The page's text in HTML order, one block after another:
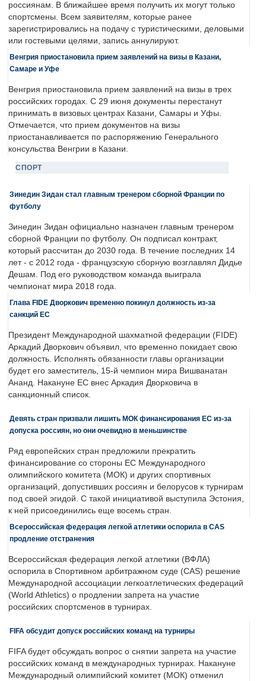
россиянам. В ближайшее время получить их могут только
спортсмены. Всем заявителям, которые ранее
зарегистрировались на подачу с туристическими, деловыми
или гостевыми целями, запись аннулируют.
Венгрия приостановила прием заявлений на визы в Казани,
Самаре и Уфе
Венгрия приостановила прием заявлений на визы в трех
российских городах. С 29 июня документы перестанут
принимать в визовых центрах Казани, Самары и Уфы.
Отмечается, что прием документов на визы
приостанавливается по распоряжению Генерального
консульства Венгрии в Казани.
СПОРТ
Зинедин Зидан стал главным тренером сборной Франции по
футболу
Зинедин Зидан официально назначен главным тренером
сборной Франции по футболу. Он подписал контракт,
который рассчитан до 2030 года. В течение последних 14
лет - с 2012 года - французскую сборную возглавлял Дидье
Дешам. Под его руководством команда выиграла
чемпионат мира 2018 года.
Глава FIDE Дворкович временно покинул должность из-за
санкций ЕС
Президент Международной шахматной федерации (FIDE)
Аркадий Дворкович объявил, что временно покидает свою
должность. Исполнять обязанности главы организации
будет его заместитель, 15-й чемпион мира Вишванатан
Ананд. Накануне ЕС внес Аркадия Дворковича в
санкционный список.
Девять стран призвали лишить МОК финансирования ЕС из-за
допуска россиян, но они очевидно в меньшинстве
Ряд европейских стран предложили прекратить
финансирование со стороны ЕС Международного
олимпийского комитета (МОК) и других спортивных
организаций, допустивших россиян и белорусов к турнирам
под своей эгидой. С такой инициативой выступила Эстония,
к ней присоединились еще восемь стран.
Всероссийская федерация легкой атлетики оспорила в CAS
продление отстранения
Всероссийская федерация легкой атлетики (ВФЛА)
оспорила в Спортивном арбитражном суде (CAS) решение
Международной ассоциации легкоатлетических федераций
(World Athletics) о продлении запрета на участие
российских спортсменов в турнирах.
FIFA обсудит допуск российских команд на турниры
FIFA будет обсуждать вопрос о снятии запрета на участие
российских команд в международных турнирах. Накануне
Международный олимпийский комитет (МОК) отменил